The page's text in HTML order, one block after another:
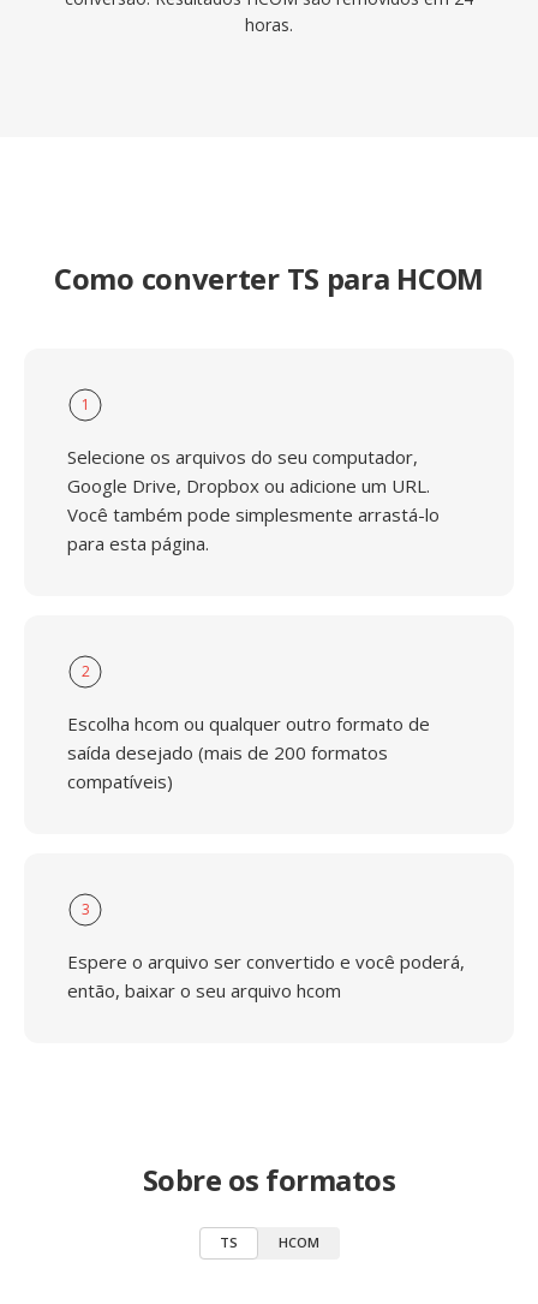
horas.
Como converter TS para HCOM
1
Selecione os arquivos do seu computador,
Google Drive, Dropbox ou adicione um URL.
Você também pode simplesmente arrastá-lo
para esta página.
2
Escolha hcom ou qualquer outro formato de
saída desejado (mais de 200 formatos
compatíveis)
3
Espere o arquivo ser convertido e você poderá,
então, baixar o seu arquivo hcom
Sobre os formatos
TS HCOM